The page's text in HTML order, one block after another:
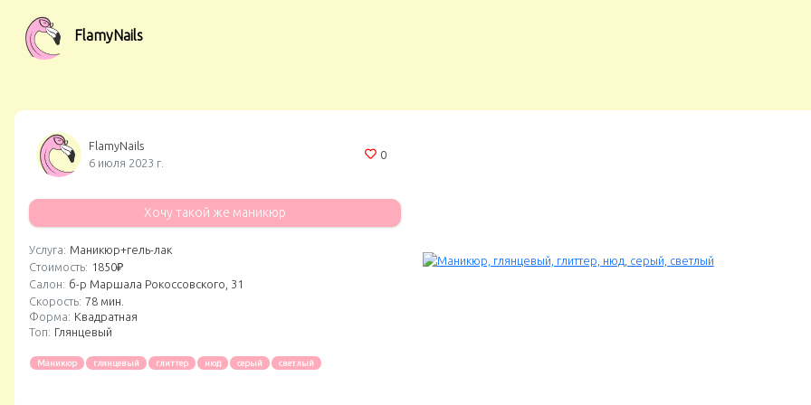
FlamyNails
FlamyNails
6 июля 2023 г.
0
Хочу такой же маникюр
Услуга: Маникюр+гель-лак
Стоимость: 1850₽
Салон: б-р Маршала Рокоссовского, 31
Скорость: 78 мин.
Форма: Квадратная
Топ: Глянцевый
Маникюр глянцевый глиттер нюд серый светлый